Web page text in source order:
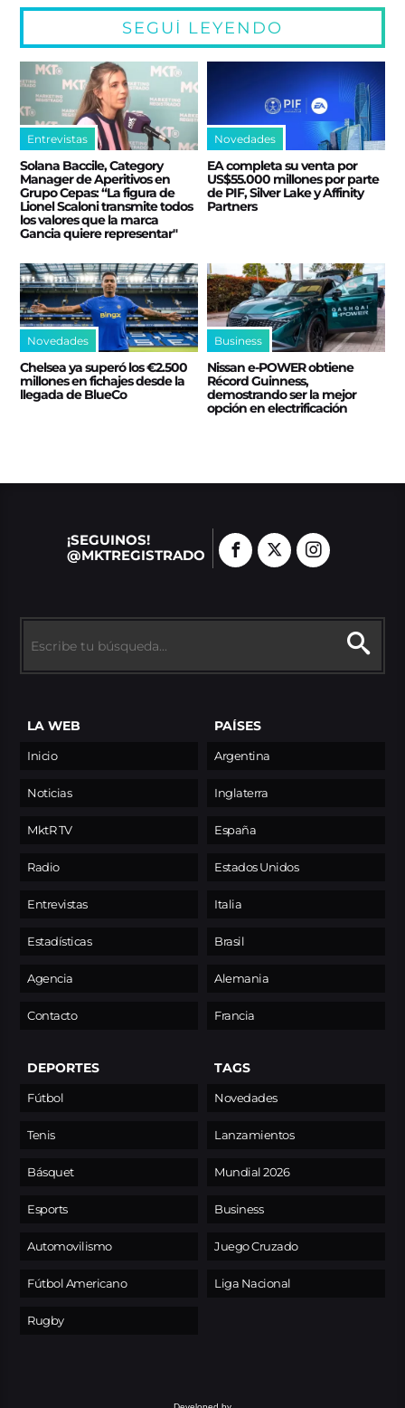
SEGUÍ LEYENDO
Entrevistas
Solana Baccile, Category
Manager de Aperitivos en
Grupo Cepas: “La figura de
Lionel Scaloni transmite todos
los valores que la marca
Gancia quiere representar"
Novedades
EA completa su venta por
US$55.000 millones por parte
de PIF, Silver Lake y Affinity
Partners
Novedades
Chelsea ya superó los €2.500
millones en fichajes desde la
llegada de BlueCo
Business
Nissan e‑POWER obtiene
Récord Guinness,
demostrando ser la mejor
opción en electrificación
¡SEGUINOS!
@MKTREGISTRADO
LA WEB
Inicio
Noticias
MktR TV
Radio
Entrevistas
Estadísticas
Agencia
Contacto
PAÍSES
Argentina
Inglaterra
España
Estados Unidos
Italia
Brasil
Alemania
Francia
DEPORTES
Fútbol
Tenis
Básquet
Esports
Automovilismo
Fútbol Americano
Rugby
TAGS
Novedades
Lanzamientos
Mundial 2026
Business
Juego Cruzado
Liga Nacional